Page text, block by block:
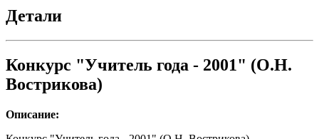
-
(О.Н.
Вострикова)
Детали
Конкурс "Учитель года - 2001" (О.Н.
Вострикова)
Описание: